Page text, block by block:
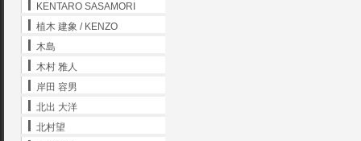
KENTARO SASAMORI
植木 建象 / KENZO
木島
木村 雅人
岸田 容男
北出 大洋
北村望